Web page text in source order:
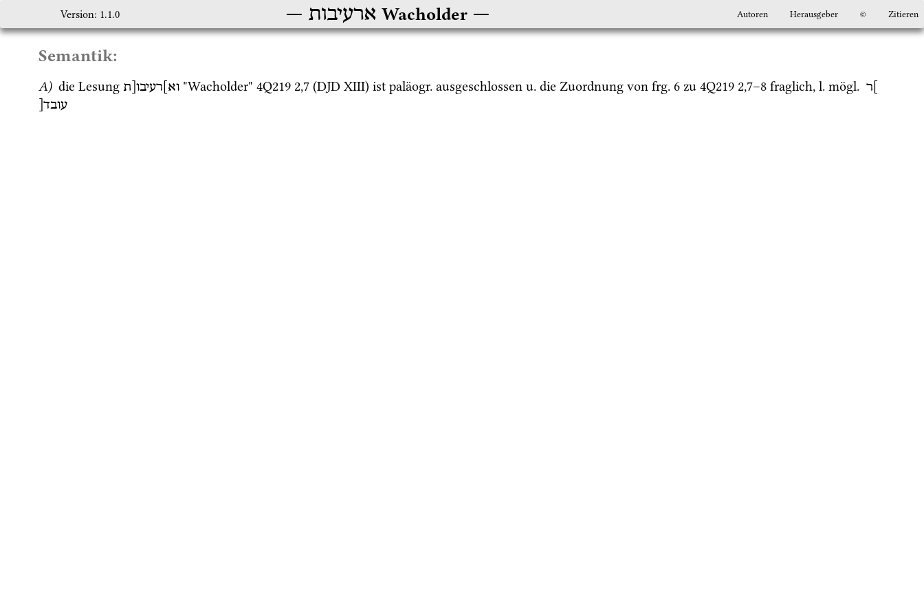
ארעיבות Wacholder
Version: 1.1.0 Autoren Herausgeber © Zitieren
Semantik:
A) die Lesung וא]רעיבו[ת "Wacholder" 4Q219 2,7 (DJD XIII) ist paläogr. ausgeschlossen u. die Zuordnung von frg. 6 zu 4Q219 2,7–8 fraglich, l. mögl.
עובד[